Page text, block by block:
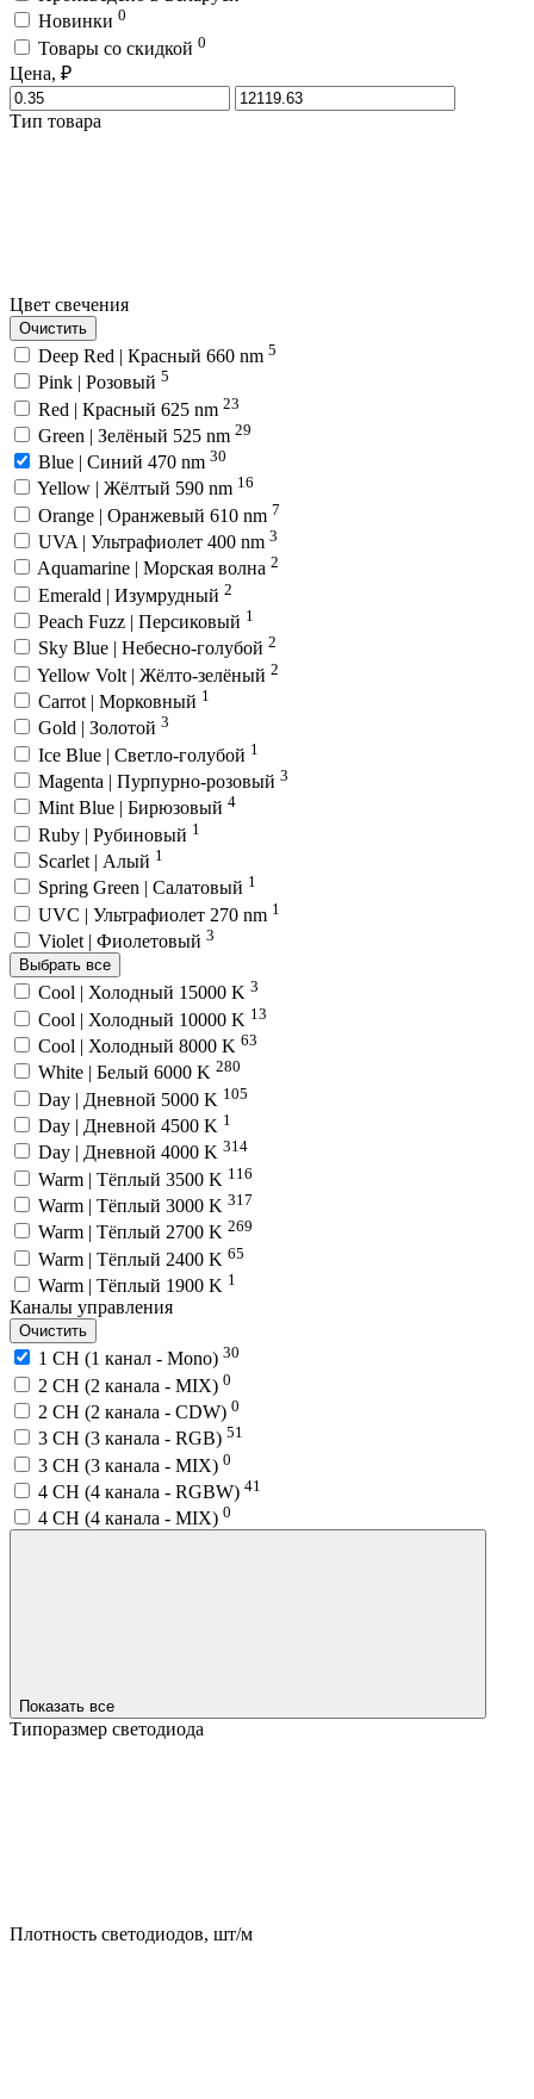
Новинки 0
Товары со скидкой 0
Цена, ₽
Тип товара
Цвет свечения
Очистить
Deep Red | Красный 660 nm 5
Pink | Розовый 5
Red | Красный 625 nm 23
Green | Зелёный 525 nm 29
Blue | Синий 470 nm 30
Yellow | Жёлтый 590 nm 16
Orange | Оранжевый 610 nm 7
UVA | Ультрафиолет 400 nm 3
Aquamarine | Морская волна 2
Emerald | Изумрудный 2
Peach Fuzz | Персиковый 1
Sky Blue | Небесно-голубой 2
Yellow Volt | Жёлто-зелёный 2
Carrot | Морковный 1
Gold | Золотой 3
Ice Blue | Светло-голубой 1
Magenta | Пурпурно-розовый 3
Mint Blue | Бирюзовый 4
Ruby | Рубиновый 1
Scarlet | Алый 1
Spring Green | Салатовый 1
UVC | Ультрафиолет 270 nm 1
Violet | Фиолетовый 3
Выбрать все
Cool | Холодный 15000 K 3
Cool | Холодный 10000 K 13
Cool | Холодный 8000 K 63
White | Белый 6000 K 280
Day | Дневной 5000 K 105
Day | Дневной 4500 K 1
Day | Дневной 4000 K 314
Warm | Тёплый 3500 K 116
Warm | Тёплый 3000 K 317
Warm | Тёплый 2700 K 269
Warm | Тёплый 2400 K 65
Warm | Тёплый 1900 K 1
Каналы управления
Очистить
1 CH (1 канал - Mono) 30
2 CH (2 канала - MIX) 0
2 CH (2 канала - CDW) 0
3 CH (3 канала - RGB) 51
3 CH (3 канала - MIX) 0
4 CH (4 канала - RGBW) 41
4 CH (4 канала - MIX) 0
Показать все
Типоразмер светодиода
Плотность светодиодов, шт/м